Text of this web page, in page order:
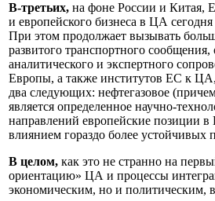
В-третьих, на фоне России и Китая,
и европейского бизнеса в ЦА
При этом продолжает вызывать
развитого транспортного
аналитического и экспертного
Европы, а также институтов ЕС к
два следующих: нефтегазовое
является определенное научно-
направлений европейские позиции
влиянием гораздо более устойчивых
В целом, как это не странно на
ориентацию» ЦА и процессы
экономическим, но и политическим,